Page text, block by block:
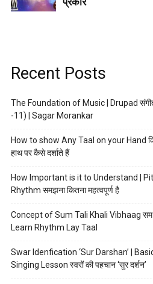
Recent Posts
The Foundation of Music | Drupad
-11) | Sagar Morankar
How to show Any Taal on your Hand
हाथ पर कैसे दर्शाते हैं
How Important is it to Understand |
Rhythm समझना कितना महत्वपूर्ण है
Concept of Sum Tali Khali Vibhaag सम
Learn Rhythm Lay Taal
Swar Idenfication ‘Sur Darshan’ |
Singing Lesson स्वरों की पहचान ‘सुर दर्शन’